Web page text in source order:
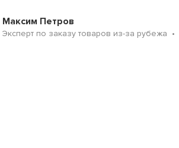
Максим Петров
Эксперт по заказу товаров из-за рубежа